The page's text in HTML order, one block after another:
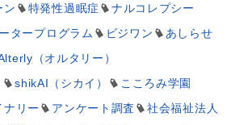
ン
特発性過眠症
ナルコレプシー
タープログラム
ビジワン
あしらせ
（オルタリー）
shikAI（シカイ）
こころみ学園
ナリー
アンケート調査
社会福祉法人